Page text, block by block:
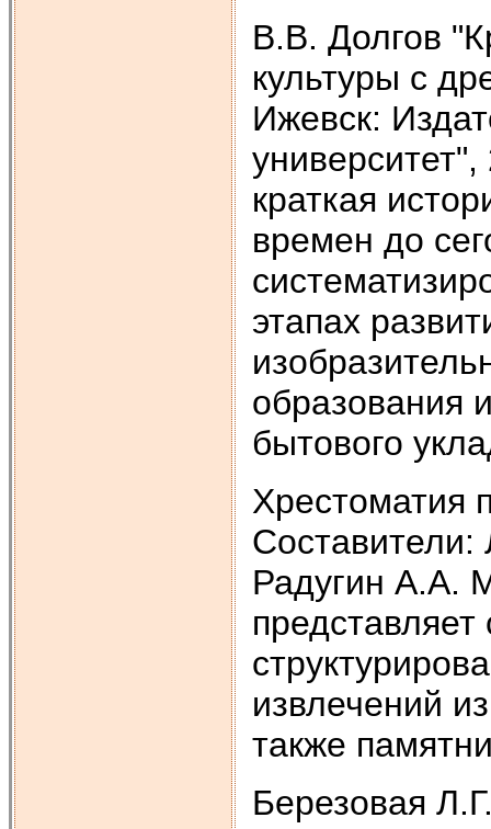
В.В. Долгов
культуры с
Ижевск:
краткая
времен до
этапах
образования
бытового
Хрестоматия
Радугин А.А.
извлечений
также
Березовая